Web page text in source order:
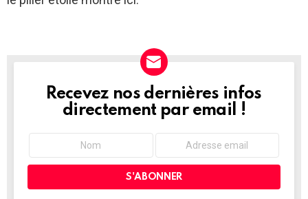
NEWSLETTER
Recevez nos dernières infos
directement par email !